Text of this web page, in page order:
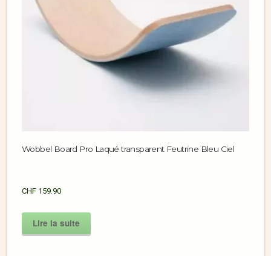
Wobbel Board Pro Laqué transparent Feutrine Bleu Ciel
CHF 159.90
Lire la suite